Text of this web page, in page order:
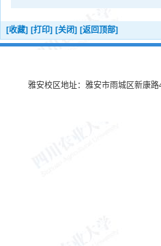
[收藏] [打印] [关闭] [返回顶部]
雅安校区地址：雅安市雨城区新康